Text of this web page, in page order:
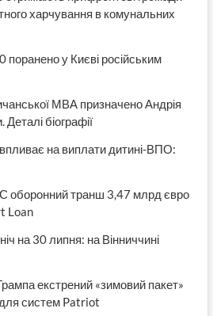
харчування в комунальних
поранено у Києві російським
МВА призначено Андрія
біографії
на виплати дитині-ВПО:
оборонний транш 3,47 млрд євро
Loan
на 30 липня: на Вінниччині
екстрений «зимовий пакет»
систем Patriot